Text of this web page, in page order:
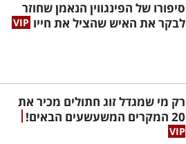
סיפורו של הפינגווין הנאמן שחוזר
לבקר את האיש שהציל את חייו
רק מי שמגדל זוג חתולים מכיר את
20 המקרים המשעשעים הבאים!